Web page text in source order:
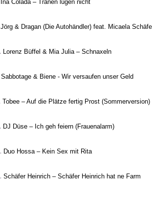
Ina Colada – Tränen lügen nicht
Jörg & Dragan (Die Autohändler) feat. Micaela
Lorenz Büffel & Mia Julia – Schnaxeln
Sabbotage & Biene - Wir versaufen unser Geld
Tobee – Auf die Plätze fertig Prost (Sommerversion)
DJ Düse – Ich geh feiern (Frauenalarm)
Duo Hossa – Kein Sex mit Rita
Schäfer Heinrich – Schäfer Heinrich hat ne Farm